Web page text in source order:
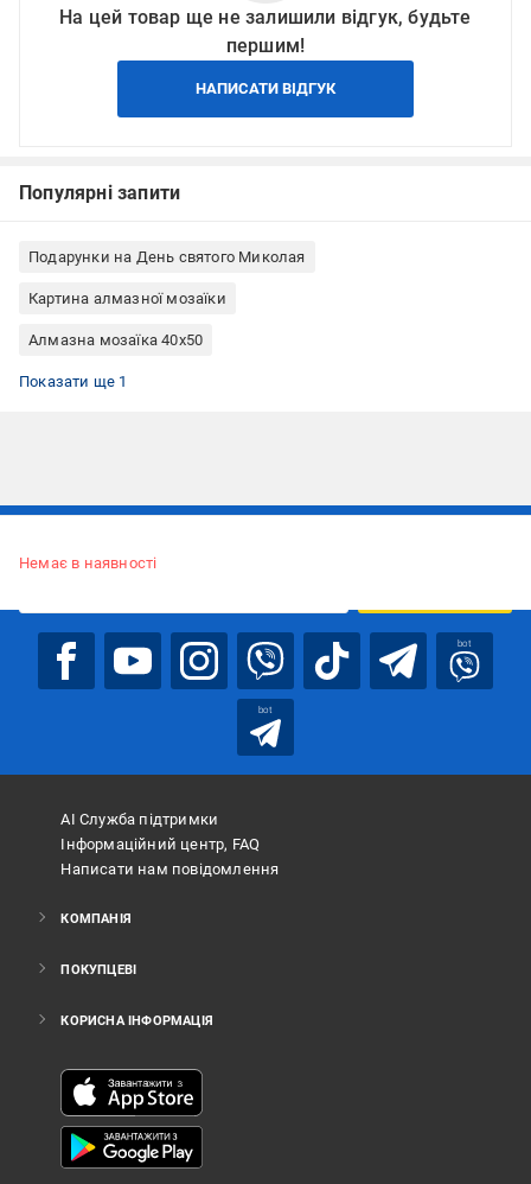
На цей товар ще не залишили відгук, будьте
першим!
НАПИСАТИ ВІДГУК
Популярні запити
Подарунки на День святого Миколая
Картина алмазної мозаїки
Алмазна мозаїка 40х50
Показати ще 1
Немає в наявності
bot
bot
АІ Служба підтримки
Інформаційний центр, FAQ
Написати нам повідомлення
КОМПАНІЯ
ПОКУПЦЕВІ
КОРИСНА ІНФОРМАЦІЯ